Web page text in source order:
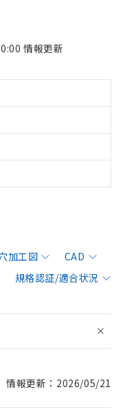
情報更新
加工図
CAD
規格認証/適合状況
情報更新：2026/05/21